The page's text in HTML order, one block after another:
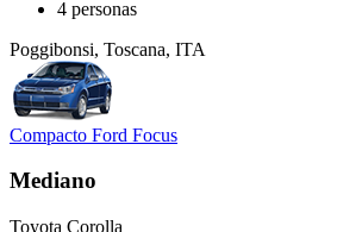
4 personas
Poggibonsi, Toscana, ITA
Compacto Ford Focus
Mediano
Toyota Corolla